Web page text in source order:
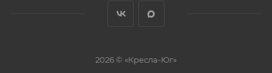
2026 © «Кресла-Юг»